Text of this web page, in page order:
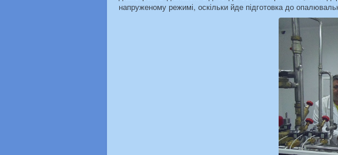
напруженому режимі, оскільки йде підготовка до